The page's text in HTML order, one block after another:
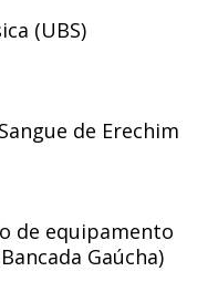
(UBS)
de Erechim
de equipamento
Gaúcha)